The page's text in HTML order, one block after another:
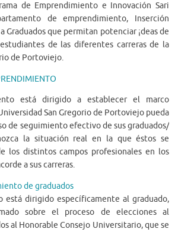
de Emprendimiento e Innovación Sari
de emprendimiento, Inserción
Graduados que permitan potenciar ¡deas de
de las diferentes carreras de la
de Portoviejo.
está dirigido a establecer el marco
San Gregorio de Portoviejo pueda
de seguimiento efectivo de sus graduados/
la situación real en la que éstos se
los distintos campos profesionales en los
a sus carreras.
de graduados
está dirigido específicamente al graduado,
sobre el proceso de elecciones al
al Honorable Consejo Universitario, que se